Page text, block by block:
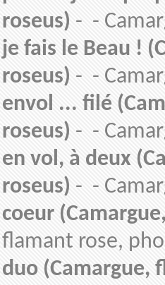
roseus) - -
je fais le Beau !
roseus) - -
envol ... filé
roseus) - -
en vol, à deux
roseus) - -
coeur
flamant rose,
duo (Camargue,